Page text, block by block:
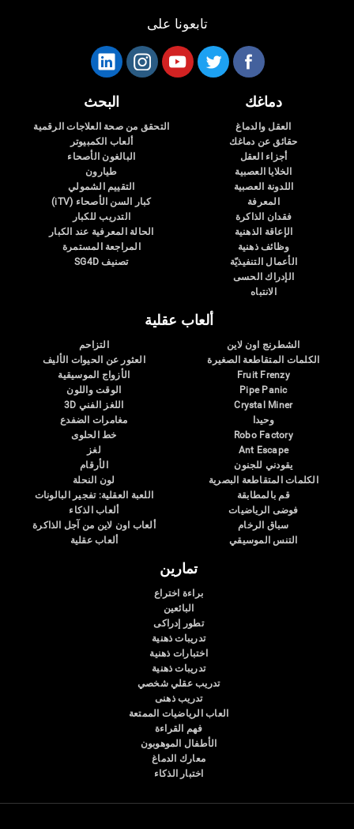
تابعونا على
دماغك
العقل والدماغ
حقائق عن دماغك
أجزاء العقل
الخلايا العصبية
اللدونة العصبية
المعرفة
فقدان الذاكرة
الإعاقة الذهنية
وظائف ذهنية
الأعمال التنفيذيّة
الإدراك الحسى
الانتباه
البحث
التحقق من صحة العلاجات الرقمية
ألعاب الكمبيوتر
البالغون الأصحاء
طيارون
التقييم الشمولي
كبار السن الأصحاء (iTV)
التدريب للكبار
الحالة المعرفية عند الكبار
المراجعة المستمرة
تصنيف SG4D
ألعاب عقلية
الشطرنج اون لاين
الكلمات المتقاطعة الصغيرة
Fruit Frenzy
Pipe Panic
Crystal Miner
وحيدا
Robo Factory
Ant Escape
يقودني للجنون
الكلمات المتقاطعة البصرية
قم بالمطابقة
فوضى الرياضيات
سباق الرخام
التنس الموسيقي
التزاحم
العثور عن الحيوات الأليف
الأزواج الموسيقية
الوقت واللون
اللغز الفني 3D
مغامرات الضفدع
خط الحلوى
لغز
الأرقام
لون النحلة
اللعبة العقلية: تفجير البالونات
ألعاب الذكاء
ألعاب اون لاين من آجل الذاكرة
ألعاب عقلية
تمارين
براءة اختراع
البائعين
تطور إدراكى
تدريبات ذهنية
اختبارات ذهنية
تدريبات ذهنية
تدريب عقلي شخصي
تدريب ذهنى
العاب الرياضيات الممتعة
فهم القراءة
الأطفال الموهوبون
معارك الدماغ
اختبار الذكاء